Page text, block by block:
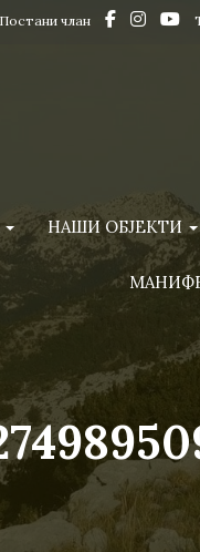
Постани члан
НАШИ ОБЈЕКТИ